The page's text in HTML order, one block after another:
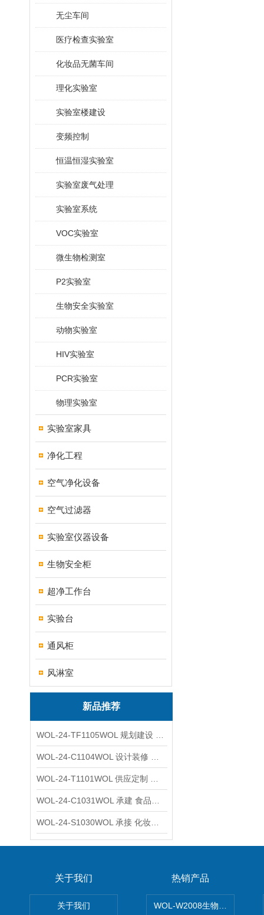
无尘车间
医疗检查实验室
化妆品无菌车间
理化实验室
实验室楼建设
变频控制
恒温恒湿实验室
实验室废气处理
实验室系统
VOC实验室
微生物检测室
P2实验室
生物安全实验室
动物实验室
HIV实验室
PCR实验室
物理实验室
实验室家具
净化工程
空气净化设备
空气过滤器
实验室仪器设备
生物安全柜
超净工作台
实验台
通风柜
风淋室
新品推荐
关于我们
关于我们
热销产品
WOL-W2008生物制药GMP